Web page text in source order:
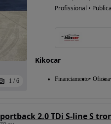
1 / 6
Profissional •
Kikocar
Financiamento Oficina
2.0 TDi S-line S